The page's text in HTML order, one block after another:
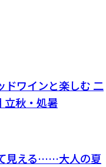
ドワインと楽しむ 二
立秋・処暑
見える……大人の夏